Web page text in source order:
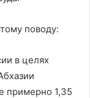
поводу:
в целях
примерно 1,35